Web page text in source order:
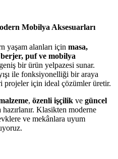
Mobilya Aksesuarları
yaşam alanları için masa,
puf ve mobilya
bir ürün yelpazesi sunar.
ile fonksiyonelliği bir araya
projeler için ideal çözümler üretir.
, özenli işçilik ve güncel
Klasikten moderne
ve mekânlara uyum